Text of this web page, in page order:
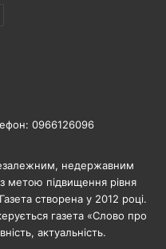
0966126096
недержавним
метою підвищення рівня
створена у 2012 році.
газета «Слово про
актуальність.